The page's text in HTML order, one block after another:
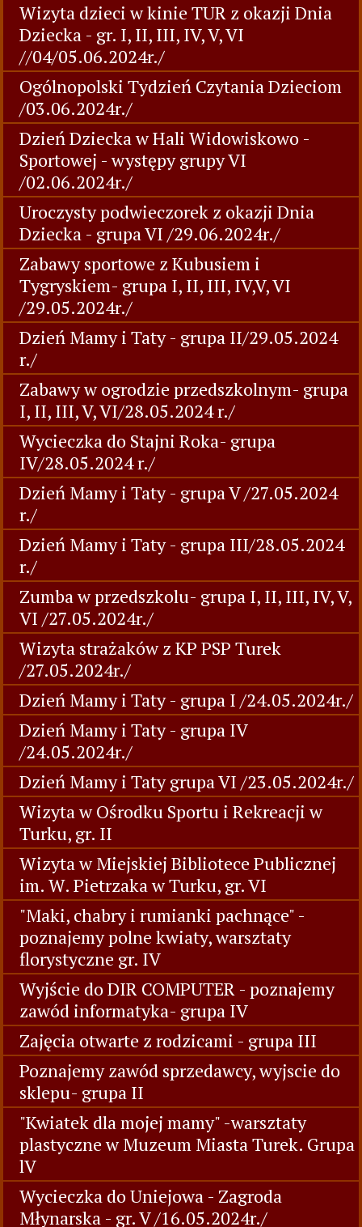
Wizyta dzieci w kinie TUR z okazji Dnia
Dziecka - gr. I, II, III, IV, V, VI
//04/05.06.2024r./
Ogólnopolski Tydzień Czytania Dzieciom
/03.06.2024r./
Dzień Dziecka w Hali Widowiskowo -
Sportowej - występy grupy VI
/02.06.2024r./
Uroczysty podwieczorek z okazji Dnia
Dziecka - grupa VI /29.06.2024r./
Zabawy sportowe z Kubusiem i
Tygryskiem- grupa I, II, III, IV,V, VI
/29.05.2024r./
Dzień Mamy i Taty - grupa II/29.05.2024
r./
Zabawy w ogrodzie przedszkolnym- grupa
I, II, III, V, VI/28.05.2024 r./
Wycieczka do Stajni Roka- grupa
IV/28.05.2024 r./
Dzień Mamy i Taty - grupa V /27.05.2024
r./
Dzień Mamy i Taty - grupa III/28.05.2024
r./
Zumba w przedszkolu- grupa I, II, III, IV, V,
VI /27.05.2024r./
Wizyta strażaków z KP PSP Turek
/27.05.2024r./
Dzień Mamy i Taty - grupa I /24.05.2024r./
Dzień Mamy i Taty - grupa IV
/24.05.2024r./
Dzień Mamy i Taty grupa VI /23.05.2024r./
Wizyta w Ośrodku Sportu i Rekreacji w
Turku, gr. II
Wizyta w Miejskiej Bibliotece Publicznej
im. W. Pietrzaka w Turku, gr. VI
"Maki, chabry i rumianki pachnące" -
poznajemy polne kwiaty, warsztaty
florystyczne gr. IV
Wyjście do DIR COMPUTER - poznajemy
zawód informatyka- grupa IV
Zajęcia otwarte z rodzicami - grupa III
Poznajemy zawód sprzedawcy, wyjscie do
sklepu- grupa II
"Kwiatek dla mojej mamy" -warsztaty
plastyczne w Muzeum Miasta Turek. Grupa
lV
Wycieczka do Uniejowa - Zagroda
Młynarska - gr. V /16.05.2024r./